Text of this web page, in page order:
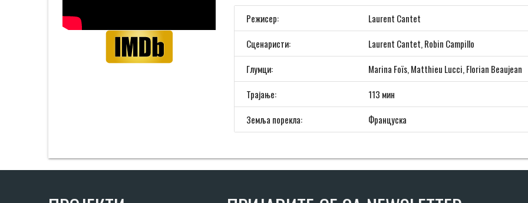
Режисер:
Laurent Cantet
Сценаристи:
Laurent Cantet, Robin Campillo
Глумци:
Marina Foïs, Matthieu Lucci, Florian Beaujean
Трајање:
113 мин
Земља порекла:
Француска